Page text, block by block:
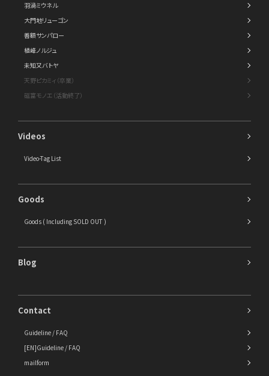
羽渦ミウネル
大門地リューゴン
善額サンパロー
植峰ノルジュ
未知又バトヤ
天野ピカミィ（卒業）
磁富モノエ（活動終了）
Videos
Video-Tag List
Goods
Goods ( Including SOLD OUT )
Blog
Contact
Guideline / FAQ
[EN]Guideline / FAQ
mailform